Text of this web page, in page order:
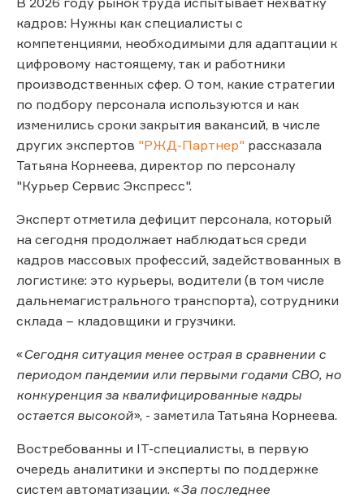
кадров: Нужны как специалисты с
компетенциями, необходимыми для адаптации к
цифровому настоящему, так и работники
производственных сфер. О том, какие стратегии
по подбору персонала используются и как
изменились сроки закрытия вакансий, в числе
других экспертов "РЖД-Партнер" рассказала
Татьяна Корнеева, директор по персоналу
"Курьер Сервис Экспресс".
Эксперт отметила дефицит персонала, который
на сегодня продолжает наблюдаться среди
кадров массовых профессий, задействованных в
логистике: это курьеры, водители (в том числе
дальнемагистрального транспорта), сотрудники
склада – кладовщики и грузчики.
«Сегодня ситуация менее острая в сравнении с
периодом пандемии или первыми годами СВО, но
конкуренция за квалифицированные кадры
остается высокой», - заметила Татьяна Корнеева.
Востребованны и IT-специалисты, в первую
очередь аналитики и эксперты по поддержке
систем автоматизации. «За последнее